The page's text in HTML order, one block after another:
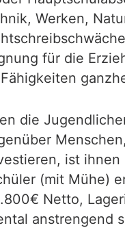
Werken,
für die
die
ist
(mit Mühe)
Netto,